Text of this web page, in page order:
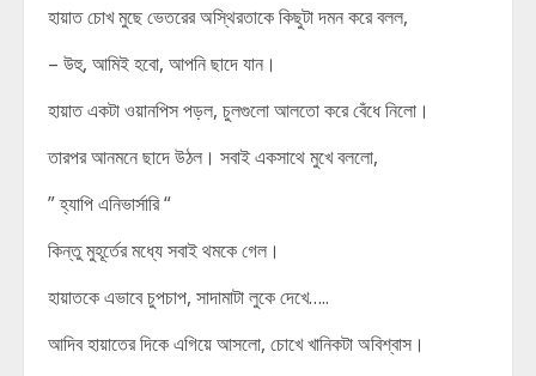
হায়াত চোখ মুছে ভেতরের অস্থিরতাকে কিছুটা দমন করে বলল,
– উহু, আমিই হবো, আপনি ছাদে যান।
হায়াত একটা ওয়ানপিস পড়ল, চুলগুলো আলতো করে বেঁধে নিলো।
তারপর আনমনে ছাদে উঠল। সবাই একসাথে মুখে বললো,
” হ্যাপি এনিভার্সারি “
কিন্তু মুহূর্তের মধ্যে সবাই থমকে গেল।
হায়াতকে এভাবে চুপচাপ, সাদামাটা লুকে দেখে…..
আদিব হায়াতের দিকে এগিয়ে আসলো, চোখে খানিকটা অবিশ্বাস।